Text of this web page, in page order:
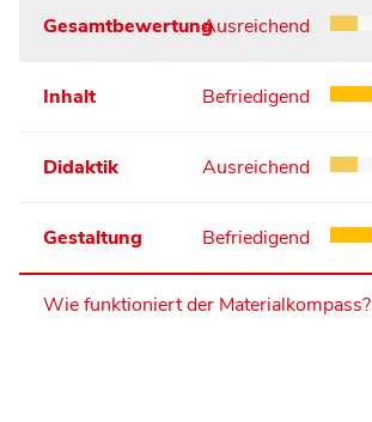
GesamtbewertungAusreichend
Inhalt Befriedigend
Didaktik Ausreichend
Gestaltung Befriedigend
Wie funktioniert der Materialkompass?